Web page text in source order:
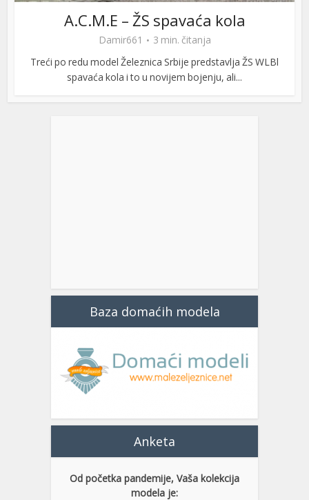
A.C.M.E – ŽS spavaća kola
Damir661
3 min. čitanja
Treći po redu model Železnica Srbije predstavlja ŽS WLBl
spavaća kola i to u novijem bojenju, ali...
Baza domaćih modela
Anketa
Od početka pandemije, Vaša kolekcija
modela je: